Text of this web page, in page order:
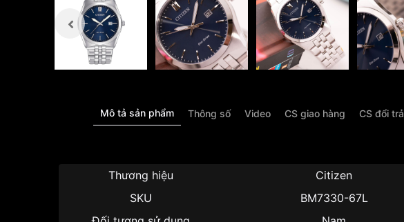
Mô tả sản phẩm Thông số Video CS giao hàng CS đổi trả
Thương hiệu
Citizen
SKU
BM7330-67L